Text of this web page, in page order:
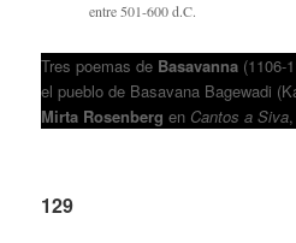
entre 501-600 d.C.
Tres poemas de Basavanna (1106-
el pueblo de Basavana Bagewadi
Mirta Rosenberg en Cantos a Siva
129